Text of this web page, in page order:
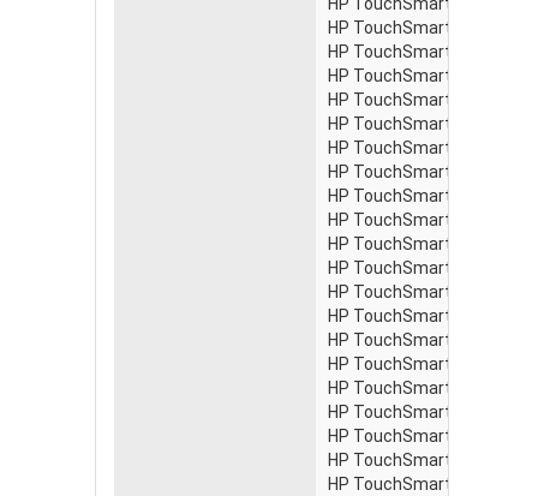
HP TouchSmart 300-
HP TouchSmart 300-
HP TouchSmart 300-
HP TouchSmart 300-
HP TouchSmart 300-
HP TouchSmart 300-
HP TouchSmart 300-
HP TouchSmart 300-
HP TouchSmart 300-
HP TouchSmart 300-
HP TouchSmart 300-
HP TouchSmart 300-
HP TouchSmart 300-
HP TouchSmart 300-1223
HP TouchSmart 300-
HP TouchSmart 300-
HP TouchSmart 300-
HP TouchSmart 300-
HP TouchSmart 300-
HP TouchSmart 300-